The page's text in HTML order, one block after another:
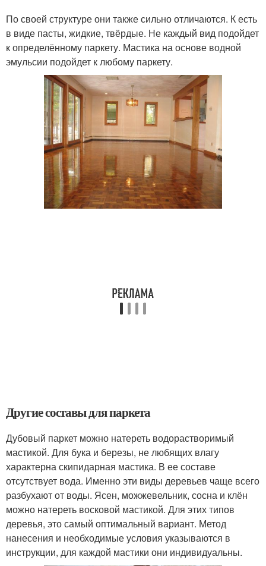
По своей структуре они также сильно отличаются. К есть
в виде пасты, жидкие, твёрдые. Не каждый вид подойдет
к определённому паркету. Мастика на основе водной
эмульсии подойдет к любому паркету.
Другие составы для паркета
Дубовый паркет можно натереть водорастворимый
мастикой. Для бука и березы, не любящих влагу
характерна скипидарная мастика. В ее составе
отсутствует вода. Именно эти виды деревьев чаще всего
разбухают от воды. Ясен, можжевельник, сосна и клён
можно натереть восковой мастикой. Для этих типов
деревья, это самый оптимальный вариант. Метод
нанесения и необходимые условия указываются в
инструкции, для каждой мастики они индивидуальны.